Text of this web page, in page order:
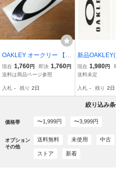
OAKLEY オークリー 【L
OGO STICKER】 11.5cm
黒 新品正規 ステッカー
現在 1,760円 即決 1,760円
送料は商品ページ参照
入札 - 残り 2日
新品OAKLEY(
カッティング
CKER PACK
0002ET
ー：ブラック）
現在 1,980円
送料未定
入札 - 残り 2日
絞り込み
価格帯 〜1,999円 〜3,999円
オプション
その他
送料無料 未使用 中古
ストア 新着